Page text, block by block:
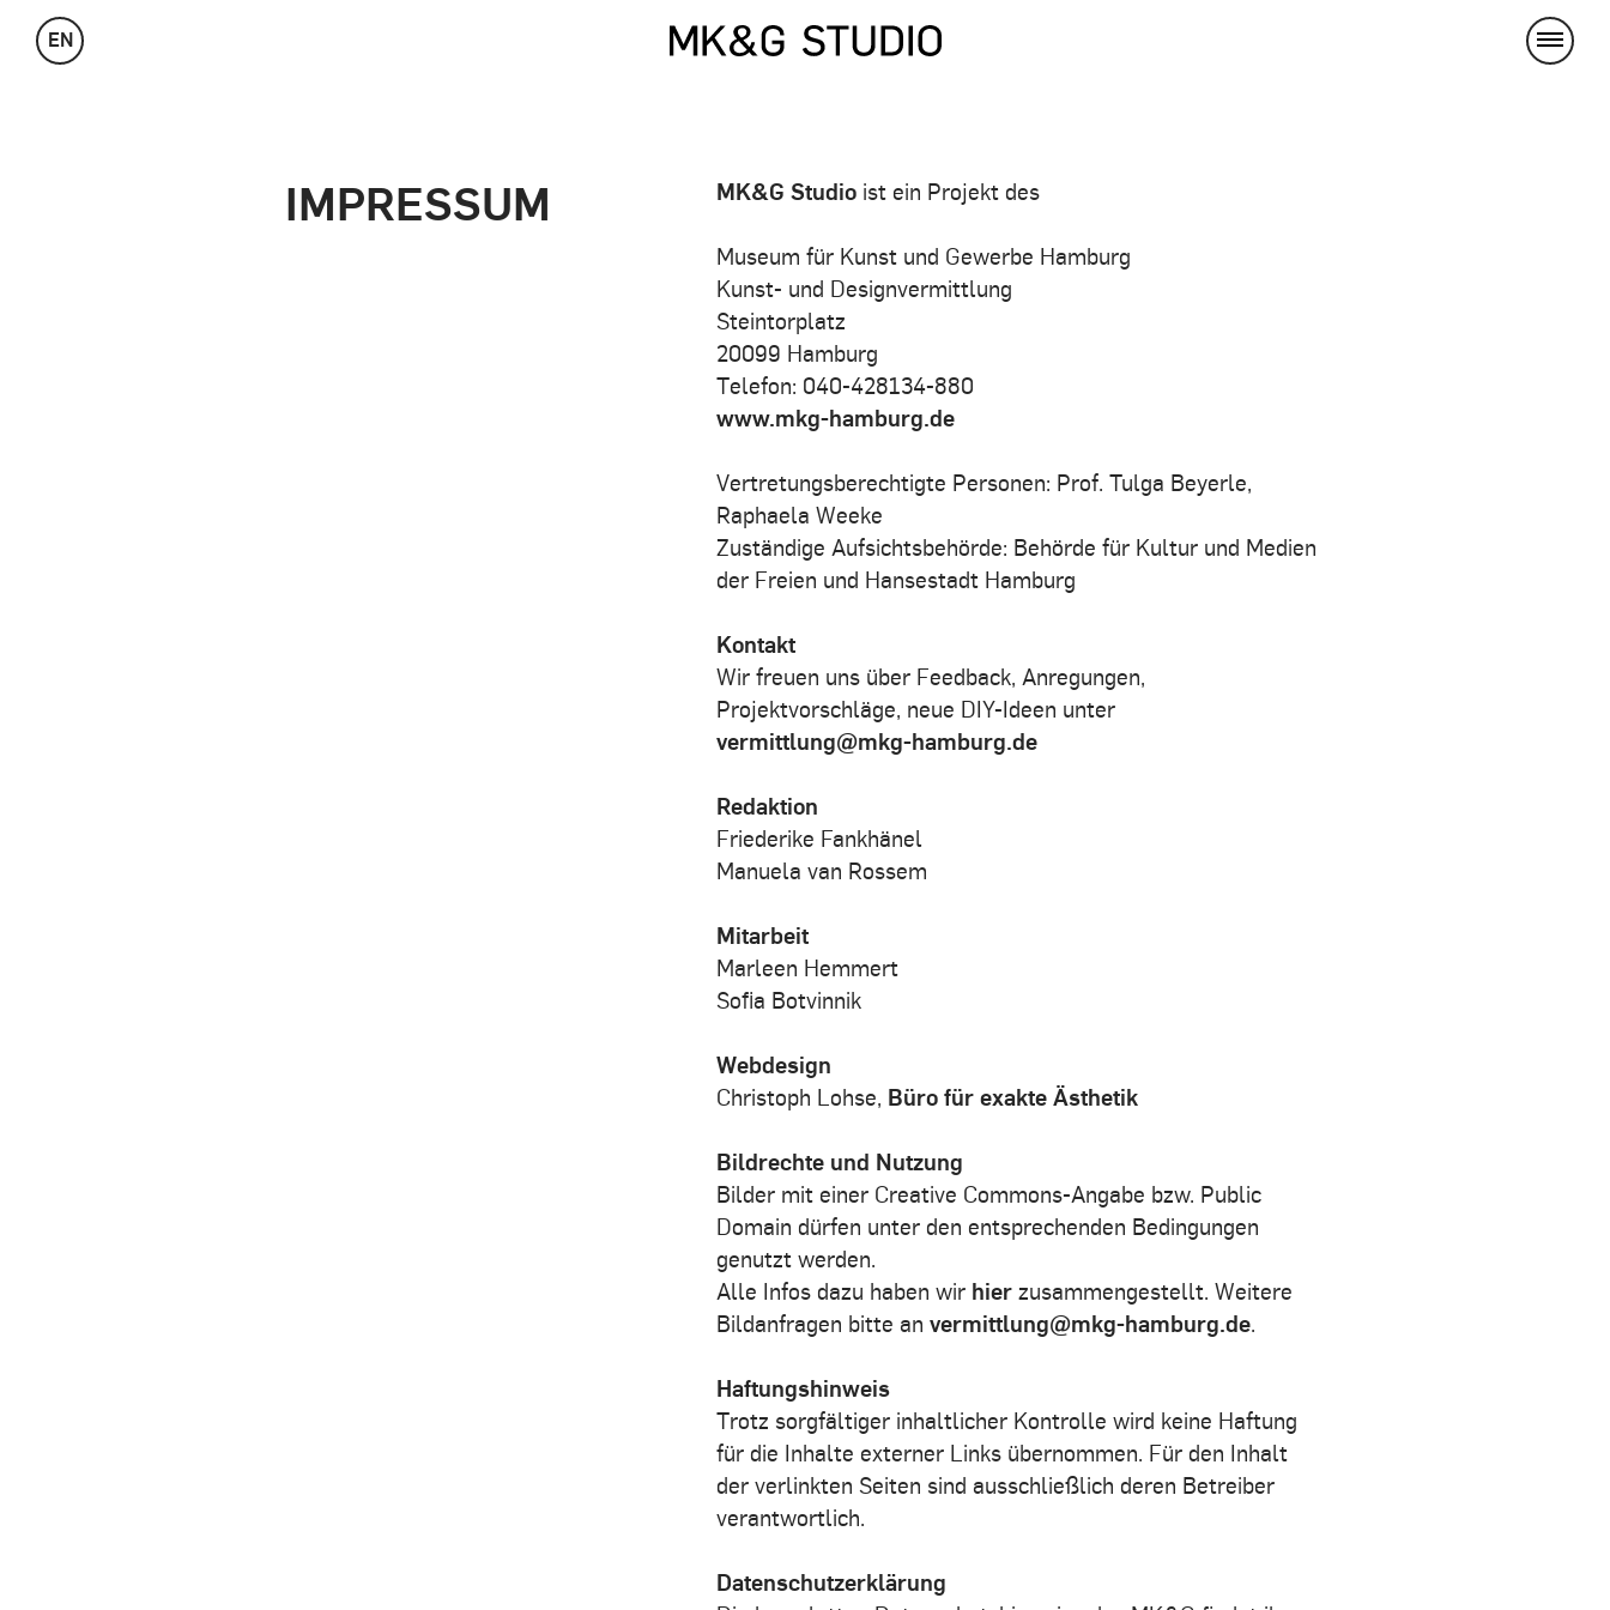
EN
IMPRESSUM MK&G Studio ist ein Projekt des
Museum für Kunst und Gewerbe Hamburg
Kunst- und Designvermittlung
Steintorplatz
20099 Hamburg
Telefon: 040-428134-880
www.mkg-hamburg.de
Vertretungsberechtigte Personen: Prof. Tulga Beyerle,
Raphaela Weeke
Zuständige Aufsichtsbehörde: Behörde für Kultur und Medien
der Freien und Hansestadt Hamburg
Kontakt
Wir freuen uns über Feedback, Anregungen,
Projektvorschläge, neue DIY-Ideen unter
vermittlung@mkg-hamburg.de
Redaktion
Friederike Fankhänel
Manuela van Rossem
Mitarbeit
Marleen Hemmert
Sofia Botvinnik
Webdesign
Christoph Lohse, Büro für exakte Ästhetik
Bildrechte und Nutzung
Bilder mit einer Creative Commons-Angabe bzw. Public
Domain dürfen unter den entsprechenden Bedingungen
genutzt werden.
Alle Infos dazu haben wir hier zusammengestellt. Weitere
Bildanfragen bitte an vermittlung@mkg-hamburg.de.
Haftungshinweis
Trotz sorgfältiger inhaltlicher Kontrolle wird keine Haftung
für die Inhalte externer Links übernommen. Für den Inhalt
der verlinkten Seiten sind ausschließlich deren Betreiber
verantwortlich.
Datenschutzerklärung